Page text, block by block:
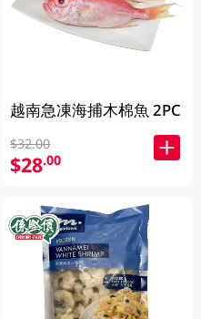
越南急凍海捕木棉魚 2PC
$32.00
$28.00